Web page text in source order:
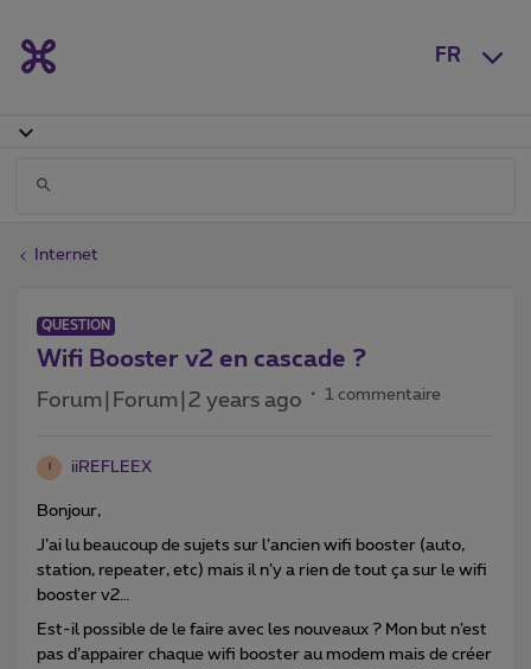
FR
Internet
QUESTION
Wifi Booster v2 en cascade ?
Forum|Forum|2 years ago 1 commentaire
iiREFLEEX
Bonjour,
J’ai lu beaucoup de sujets sur l’ancien wifi booster (auto,
station, repeater, etc) mais il n’y a rien de tout ça sur le wifi
booster v2…
Est-il possible de le faire avec les nouveaux ? Mon but n’est
pas d’appairer chaque wifi booster au modem mais de créer